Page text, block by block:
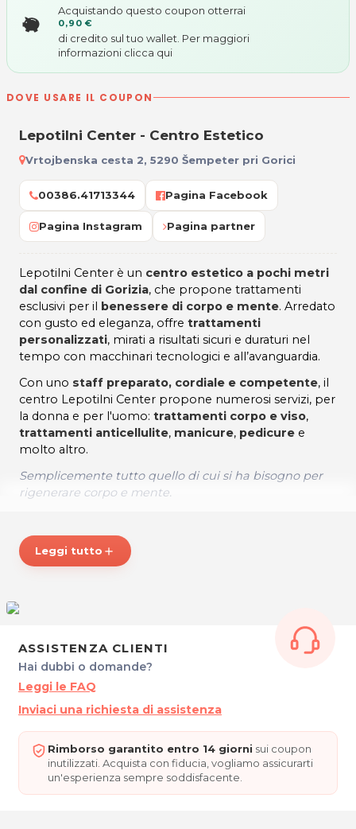
Acquistando questo coupon otterrai
0,90 €
di credito sul tuo wallet. Per maggiori
informazioni clicca qui
DOVE USARE IL COUPON
Lepotilni Center - Centro Estetico
Vrtojbenska cesta 2, 5290 Šempeter pri Gorici
00386.41713344 Pagina Facebook
Pagina Instagram Pagina partner
Lepotilni Center è un centro estetico a pochi metri
dal confine di Gorizia, che propone trattamenti
esclusivi per il
benessere di corpo e mente. Arredato
con gusto ed eleganza, offre trattamenti
personalizzati, mirati a risultati sicuri e duraturi nel
tempo con macchinari tecnologici e all’avanguardia.
Con uno staff preparato, cordiale e competente, il
centro Lepotilni Center propone numerosi servizi, per
la donna e per l'uomo: trattamenti corpo e viso,
trattamenti anticellulite, manicure, pedicure e
molto altro.
Semplicemente tutto quello di cui si ha bisogno per
rigenerare corpo e mente.
Lunedì – Venerdì: 9.00 – 19.30
Sabato e fuori orario su appuntamento
P.IVA SI46058133
Per ulteriori informazioni sull'offerta o sulle modalità di
acquisto scrivi a
Leggi tutto add
ASSISTENZA CLIENTI
Hai dubbi o domande?
Leggi le FAQ
Inviaci una richiesta di assistenza
Rimborso garantito entro 14 giorni sui coupon
inutilizzati. Acquista con fiducia, vogliamo assicurarti
un'esperienza sempre soddisfacente.